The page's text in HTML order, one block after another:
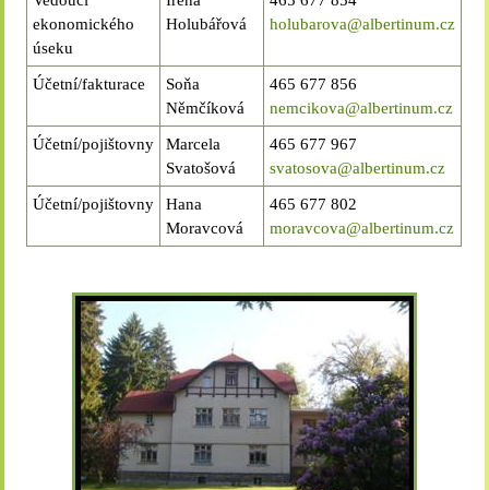
ekonomického
úseku
Holubářová
holubarova@albertinum.cz
Účetní/fakturace
Soňa
Němčíková
465 677 856
nemcikova@albertinum.cz
Účetní/pojištovny
Marcela
Svatošová
465 677 967
svatosova@albertinum.cz
Účetní/pojištovny
Hana
Moravcová
465 677 802
moravcova@albertinum.cz